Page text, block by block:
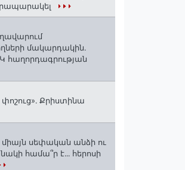
մակարդակին․
Քրիստինա
միայն սեփական անձի ու
համա՞ր է․․․ հերոսի